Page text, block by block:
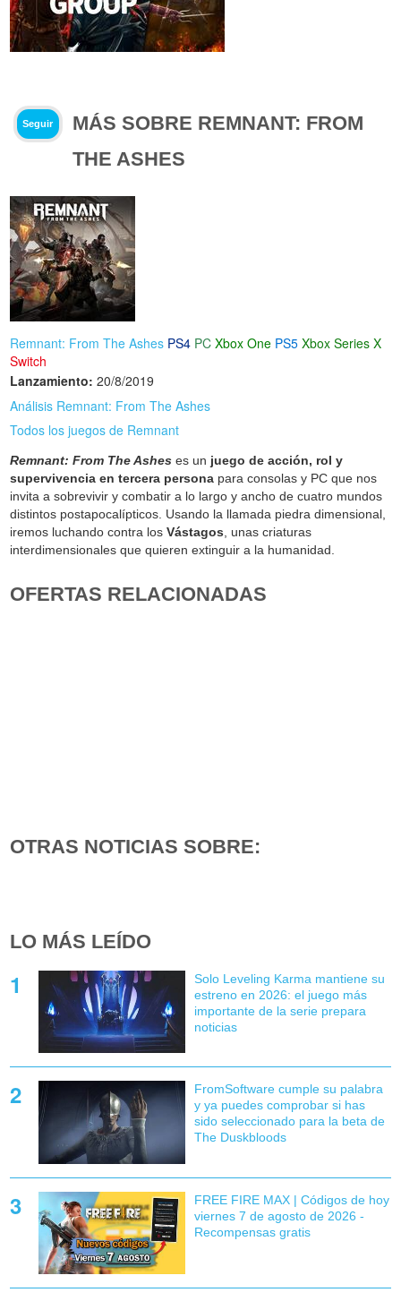
Seguir
MÁS SOBRE REMNANT: FROM
THE ASHES
Remnant: From The Ashes PS4 PC Xbox One PS5 Xbox Series X
Switch
Lanzamiento: 20/8/2019
Análisis Remnant: From The Ashes
Todos los juegos de Remnant
Remnant: From The Ashes es un juego de acción, rol y
supervivencia en tercera persona para consolas y PC que nos
invita a sobrevivir y combatir a lo largo y ancho de cuatro mundos
distintos postapocalípticos. Usando la llamada piedra dimensional,
iremos luchando contra losVástagos , unas criaturas
interdimensionales que quieren extinguir a la humanidad.
OFERTAS RELACIONADAS
OTRAS NOTICIAS SOBRE:
LO MÁS LEÍDO
Solo Leveling Karma mantiene su
estreno en 2026: el juego más
importante de la serie prepara
noticias
FromSoftware cumple su palabra
y ya puedes comprobar si has
sido seleccionado para la beta de
The Duskbloods
FREE FIRE MAX | Códigos de hoy
viernes 7 de agosto de 2026 -
Recompensas gratis